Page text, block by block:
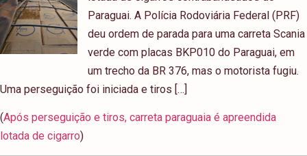
Paraguai. A Polícia Rodoviária Federal (PRF)
deu ordem de parada para uma carreta Scania
verde com placas BKP010 do Paraguai, em
um trecho da BR 376, mas o motorista fugiu.
Uma perseguição foi iniciada e tiros […]
(Após perseguição e tiros, carreta paraguaia é apreendida
lotada de cigarro)